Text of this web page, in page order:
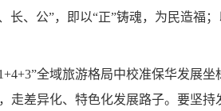
、公”，即以“正”铸魂，为民造福
全域旅游格局中校准保华发展
走差异化、特色化发展路子。要坚